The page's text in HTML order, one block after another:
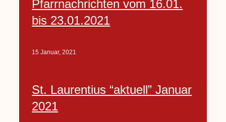
Pfarrnachrichten vom 16.01.
bis 23.01.2021
15 Januar, 2021
St. Laurentius “aktuell” Januar
2021